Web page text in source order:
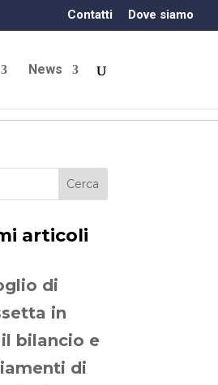
Contatti Dove siamo
News
Cerca
articoli
di
in
bilancio e
di